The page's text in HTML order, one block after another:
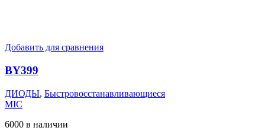
Добавить для сравнения
BY399
ДИОДЫ, Быстровосстанавливающиеся
MIC
6000 в наличии